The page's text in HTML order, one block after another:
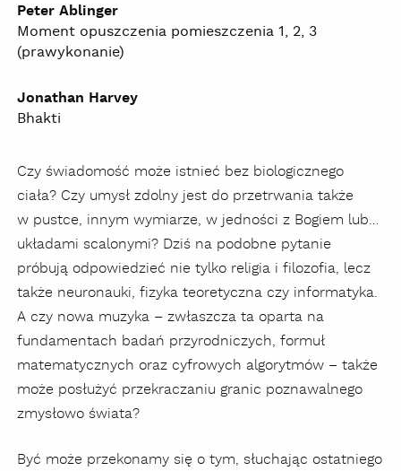
Peter Ablinger
Moment opuszczenia pomieszczenia 1, 2, 3
(prawykonanie)
Jonathan Harvey
Bhakti
Czy świadomość może istnieć bez biologicznego
ciała? Czy umysł zdolny jest do przetrwania także
w pustce, innym wymiarze, w jedności z Bogiem lub…
układami scalonymi? Dziś na podobne pytanie
próbują odpowiedzieć nie tylko religia i filozofia, lecz
także neuronauki, fizyka teoretyczna czy informatyka.
A czy nowa muzyka – zwłaszcza ta oparta na
fundamentach badań przyrodniczych, formuł
matematycznych oraz cyfrowych algorytmów – także
może posłużyć przekraczaniu granic poznawalnego
zmysłowo świata?
Być może przekonamy się o tym, słuchając ostatniego